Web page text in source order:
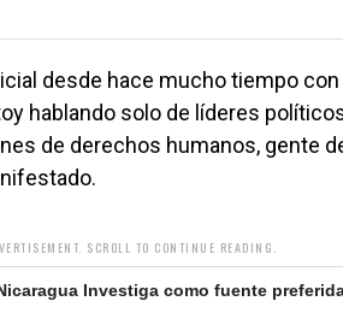
desde hace mucho tiempo
hablando solo de líderes
de derechos humanos, gente
SCROLL TO CONTINUE READING.
Investiga como fuente